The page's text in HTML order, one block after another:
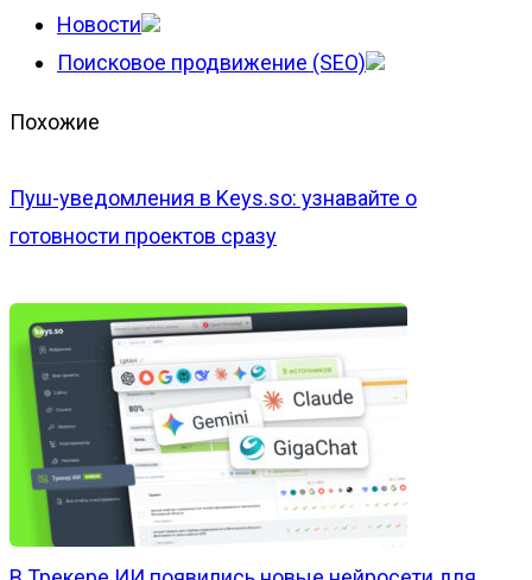
Новости
Поисковое продвижение (SEO)
Похожие
Пуш-уведомления в Keys.so: узнавайте о
готовности проектов сразу